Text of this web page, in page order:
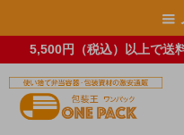
5,500円（税込）以上で送